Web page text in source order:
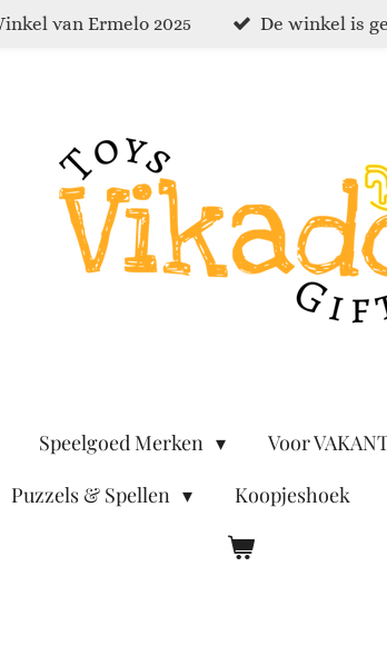
van Ermelo 2025 De winkel is
Speelgoed Merken Voor
Puzzels & Spellen Koopjeshoek